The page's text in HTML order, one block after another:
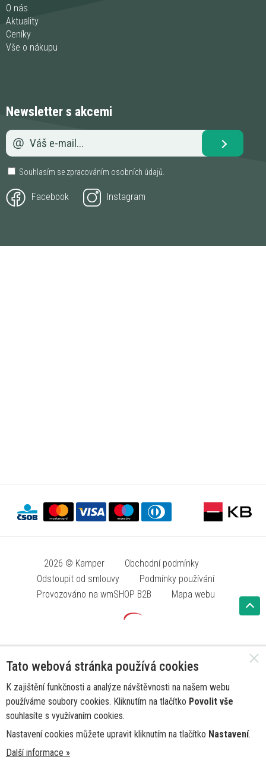
O nás
Aktuality
Ceníky
Vše o nákupu
Newsletter s akcemi
Souhlasím se zpracováním osobních údajů.
Facebook Instagram
2026 © Kamper
Obchodní podmínky
Odstoupit od smlouvy
Podmínky používání
Provozováno na wmSHOP B2B
Mapa webu
Tato webová stránka používá cookies
K zajištění funkčnosti a analýze návštěvnosti na našem webu
používáme soubory cookies. Kliknutím na tlačítko Povolit vše
souhlasíte s využívaním cookies.
Nastavení cookies můžete upravit kliknutím na tlačítko Nastavení.
Další informace »